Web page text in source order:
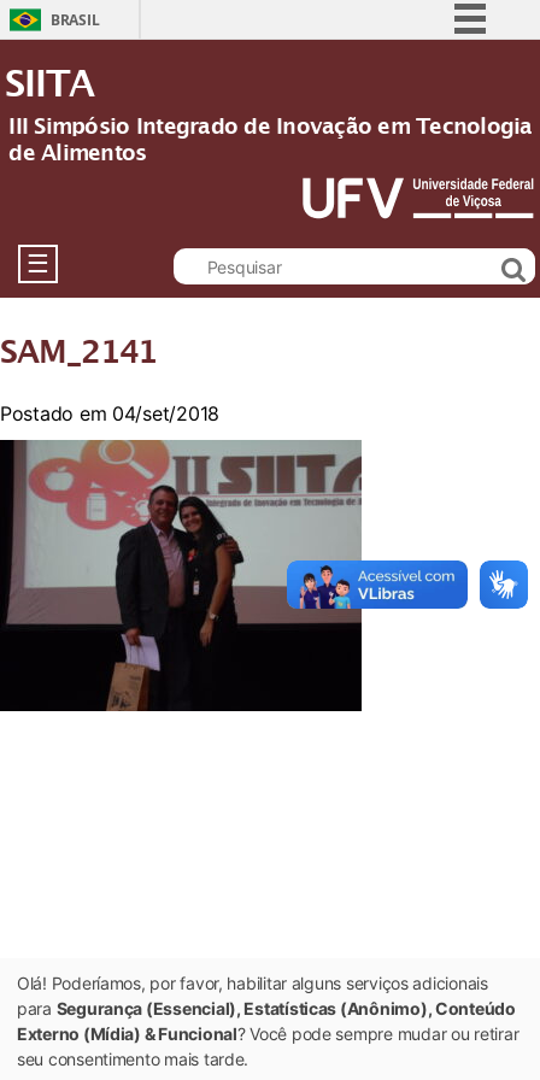
BRASIL
Participe
Acesso à informação
Legislação
Canais
SIITA
III Simpósio Integrado de Inovação em Tecnologia
de Alimentos
☰
SAM_2141
Postado em 04/set/2018
Olá! Poderíamos, por favor, habilitar alguns serviços adicionais
para Segurança (Essencial), Estatísticas (Anônimo), Conteúdo
Externo (Mídia) & Funcional? Você pode sempre mudar ou retirar
seu consentimento mais tarde.